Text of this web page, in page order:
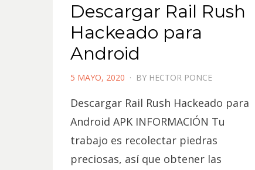
Descargar Rail Rush
Hackeado para
Android
POSTED
5 MAYO, 2020 BY HECTOR PONCE
Descargar Rail Rush Hackeado para
Android APK INFORMACIÓN Tu
trabajo es recolectar piedras
preciosas, así que obtener las